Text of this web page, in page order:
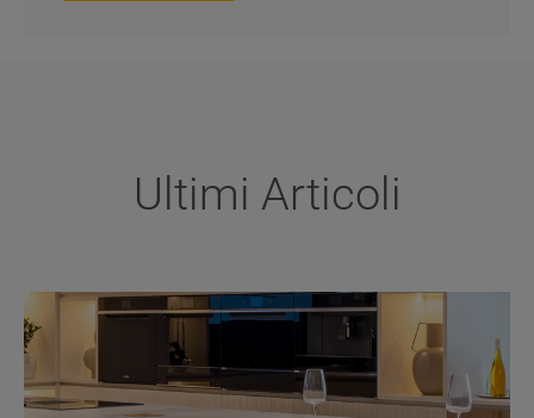
Ultimi Articoli